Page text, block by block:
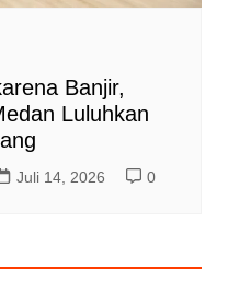
Banjir,
Luluhkan
Juli 14, 2026 0